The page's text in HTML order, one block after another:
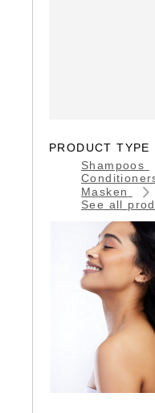
PRODUCT TYPE
Shampoos
Masken
See all